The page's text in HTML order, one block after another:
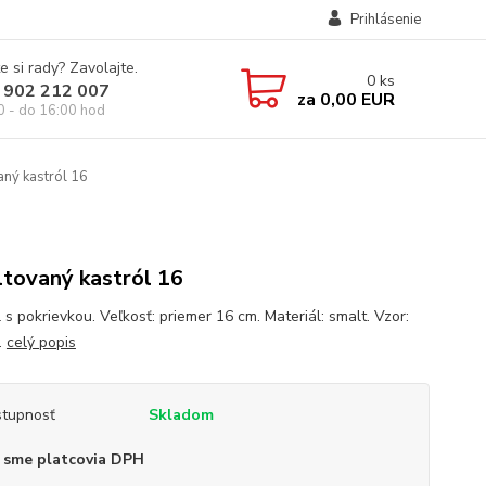
Prihlásenie
si rady? Zavolajte.
212 007
- do 16:00 hod
0 ks
za 0,00 EUR
kastról 16
kastról 16
pokrievkou. Veľkosť: priemer 16 cm. Materiál: smalt. Vzor:
celý popis
Skladom
sme platcovia DPH